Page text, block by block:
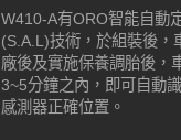
W410-A有ORO智能自動
(S.A.L)技術，於組裝後，
廠後及實施保養調胎後，
3~5分鐘之內，即可自動
感測器正確位置。